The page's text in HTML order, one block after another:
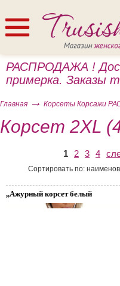
РАСПРОДАЖА !
примерка. Заказы
Главная Корсеты Корсажи
Корсет 2XL
1 2 3 4
Сортировать по:
,,Ажурный корсет белый